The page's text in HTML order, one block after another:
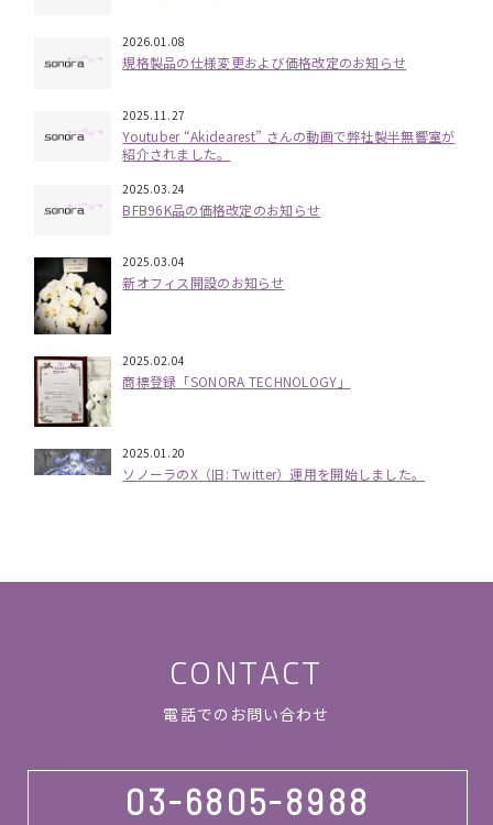
2026.01.08
規格製品の仕様変更および価格改定のお知らせ
2025.11.27
Youtuber “Akidearest” さんの動画で弊社製半無響室が
紹介されました。
2025.03.24
BFB96K品の価格改定のお知らせ
2025.03.04
新オフィス開設のお知らせ
2025.02.04
商標登録「SONORA TECHNOLOGY」
2025.01.20
ソノーラのX（旧: Twitter）運用を開始しました。
CONTACT
電話でのお問い合わせ
03-6805-8988